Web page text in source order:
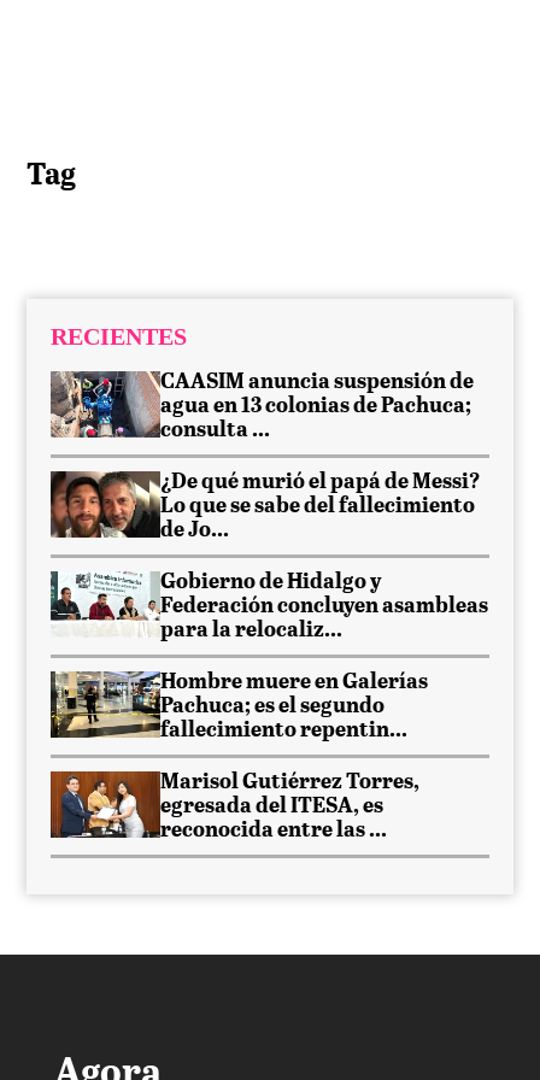
Tag
RECIENTES
CAASIM anuncia suspensión de
agua en 13 colonias de Pachuca;
consulta ...
¿De qué murió el papá de Messi?
Lo que se sabe del fallecimiento
de Jo...
Gobierno de Hidalgo y
Federación concluyen asambleas
para la relocaliz...
Hombre muere en Galerías
Pachuca; es el segundo
fallecimiento repentin...
Marisol Gutiérrez Torres,
egresada del ITESA, es
reconocida entre las ...